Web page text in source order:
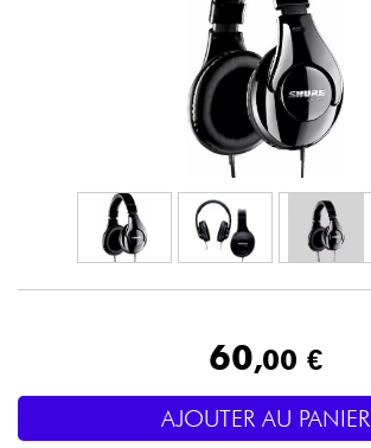
Synthés & Sampleurs
Micros & HF
60,00 €
AJOUTER AU PANIER